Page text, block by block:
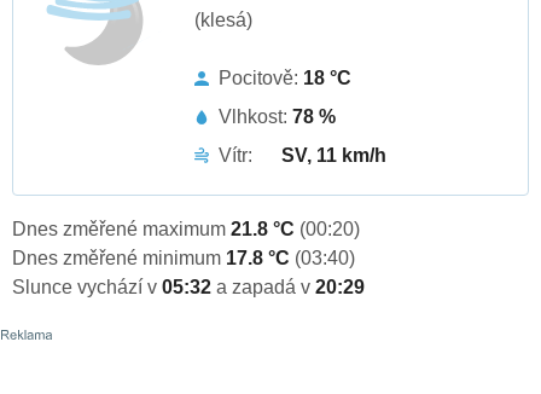
(klesá)
Pocitově: 18 °C
Vlhkost: 78 %
Vítr:
SV, 11 km/h
Dnes změřené maximum 21.8 °C (00:20)
Dnes změřené minimum 17.8 °C (03:40)
Slunce vychází v 05:32 a zapadá v 20:29